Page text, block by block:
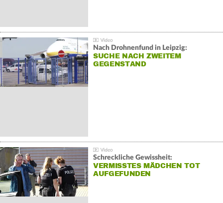
Nach Drohnenfund in Leipzig:
SUCHE NACH ZWEITEM
GEGENSTAND
Schreckliche Gewissheit:
VERMISSTES MÄDCHEN TOT
AUFGEFUNDEN